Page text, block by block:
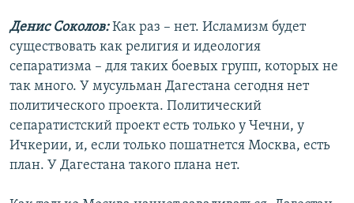
Денис Соколов:Как раз – нет. Исламизм будет
существовать как религия и идеология
сепаратизма – для таких боевых групп, которых не
так много. У мусульман Дагестана сегодня нет
политического проекта. Политический
сепаратистский проект есть только у Чечни, у
Ичкерии, и, если только пошатнется Москва, есть
план. У Дагестана такого плана нет.